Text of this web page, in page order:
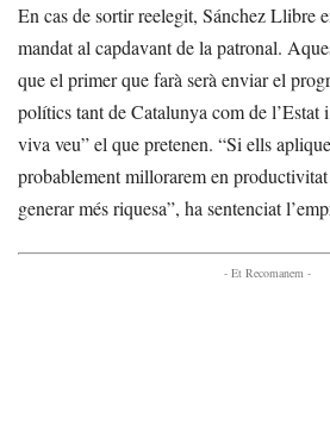
En cas de sortir reelegit, Sánchez Llibre
mandat al capdavant de la patronal.
que el primer que farà serà enviar el
polítics tant de Catalunya com de l’Estat
viva veu” el que pretenen. “Si ells
probablement millorarem en
generar més riquesa”, ha sentenciat
- Et Recomanem -